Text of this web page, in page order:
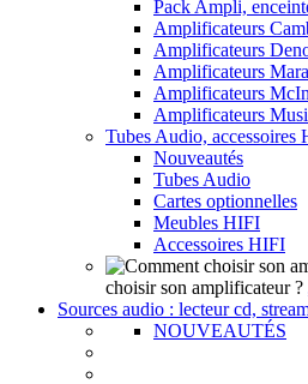
Pack Ampli,
Amplificateurs
Amplificateurs
Amplificateurs
Amplificateurs
Amplificateurs
Tubes Audio, accessoires
Nouveautés
Tubes Audio
Cartes optionnelles
Meubles HIFI
Accessoires HIFI
choisir son amplificateur ?
Sources audio : lecteur cd,
NOUVEAUTÉS